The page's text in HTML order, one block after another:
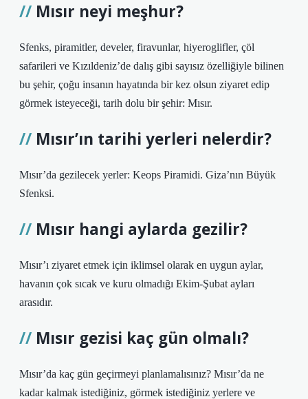
Mısır neyi meşhur?
Sfenks, piramitler, develer, firavunlar, hiyeroglifler, çöl
safarileri ve Kızıldeniz’de dalış gibi sayısız özelliğiyle bilinen
bu şehir, çoğu insanın hayatında bir kez olsun ziyaret edip
görmek isteyeceği, tarih dolu bir şehir: Mısır.
Mısır’ın tarihi yerleri nelerdir?
Mısır’da gezilecek yerler: Keops Piramidi. Giza’nın Büyük
Sfenksi.
Mısır hangi aylarda gezilir?
Mısır’ı ziyaret etmek için iklimsel olarak en uygun aylar,
havanın çok sıcak ve kuru olmadığı Ekim-Şubat ayları
arasıdır.
Mısır gezisi kaç gün olmalı?
Mısır’da kaç gün geçirmeyi planlamalısınız? Mısır’da ne
kadar kalmak istediğiniz, görmek istediğiniz yerlere ve